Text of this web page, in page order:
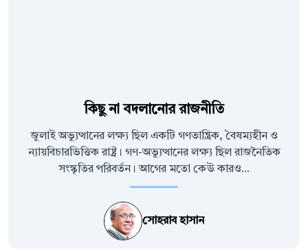
কিছু না বদলানোর রাজনীতি
জুলাই অভ্যুত্থানের লক্ষ্য ছিল একটি গণতান্ত্রিক, বৈষম্যহীন ও
ন্যায়বিচারভিত্তিক রাষ্ট্র। গণ-অভ্যুত্থানের লক্ষ্য ছিল রাজনৈতিক
সংস্কৃতির পরিবর্তন। আগের মতো কেউ কারও...
সোহরাব হাসান